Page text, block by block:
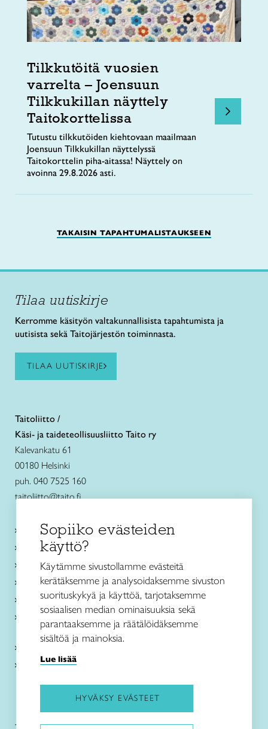
Tilkkutöitä vuosien
varrelta – Joensuun
Tilkkukillan näyttely
Taitokorttelissa
Tutustu tilkkutöiden kiehtovaan maailmaan
Joensuun Tilkkukillan näyttelyssä
Taitokorttelin piha-aitassa! Näyttely on
avoinna 29.8.2026 asti.
TAKAISIN TAPAHTUMALISTAUKSEEN
Tilaa uutiskirje
Kerromme käsityön valtakunnallisista tapahtumista ja
uutisista sekä Taitojärjestön toiminnasta.
TILAA UUTISKIRJE
Taitoliitto /
Käsi- ja taideteollisuusliitto Taito ry
Kalevankatu 61
00180 Helsinki
puh. 040 7525 160
taitoliitto@taito.fi
Käsityökurssit ja koulutus
Ajankohtaista
Käsityöohjeet
Me olemme Taito
Paikallinen toiminta
Verkkokaupat
Kirjaudu Arviin
Kirjaudu Taitocampukseen
Sopiiko evästeiden
käyttö?
Käytämme sivustollamme evästeitä
kerätäksemme ja analysoidaksemme sivuston
suorituskykyä ja käyttöä, tarjotaksemme
sosiaalisen median ominaisuuksia sekä
parantaaksemme ja räätälöidäksemme
sisältöä ja mainoksia.
Lue lisää
HYVÄKSY EVÄSTEET